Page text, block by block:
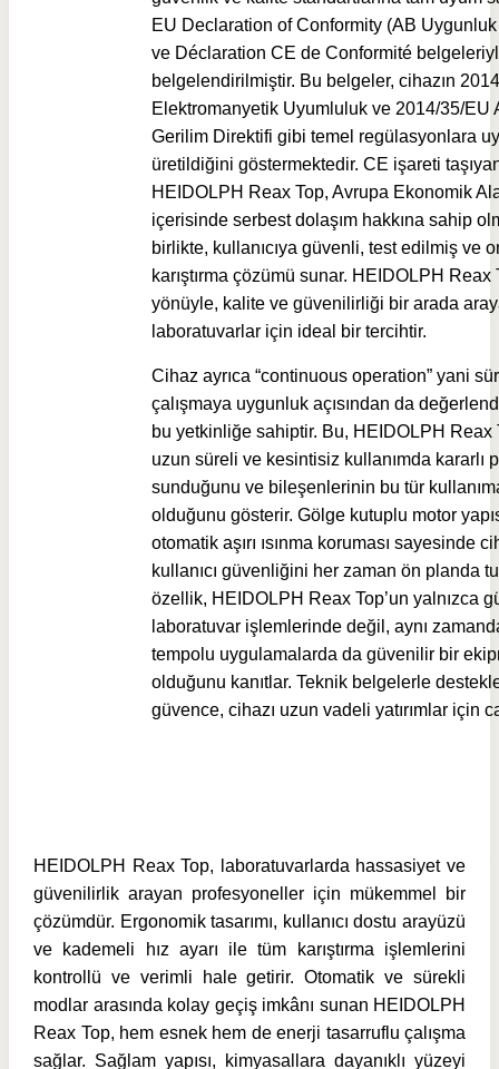
EU Declaration of Conformity (AB Uygunluk
ve Déclaration CE de Conformité
belgelendirilmiştir. Bu belgeler, cihazın
Elektromanyetik Uyumluluk ve 2014/35/EU
Gerilim Direktifi gibi temel regülasyonlara
üretildiğini göstermektedir. CE işareti
HEIDOLPH Reax Top, Avrupa Ekonomik
içerisinde serbest dolaşım hakkına sahip
birlikte, kullanıcıya güvenli, test edilmiş ve
karıştırma çözümü sunar. HEIDOLPH Reax
yönüyle, kalite ve güvenilirliği bir arada
laboratuvarlar için ideal bir tercihtir.
Cihaz ayrıca “continuous operation” yani
çalışmaya uygunluk açısından da
bu yetkinliğe sahiptir. Bu, HEIDOLPH Reax
uzun süreli ve kesintisiz kullanımda kararlı
sunduğunu ve bileşenlerinin bu tür
olduğunu gösterir. Gölge kutuplu motor
otomatik aşırı ısınma koruması sayesinde
kullanıcı güvenliğini her zaman ön planda
özellik, HEIDOLPH Reax Top’un yalnızca
laboratuvar işlemlerinde değil, aynı
tempolu uygulamalarda da güvenilir bir
olduğunu kanıtlar. Teknik belgelerle
güvence, cihazı uzun vadeli yatırımlar için
HEIDOLPH Reax Top, laboratuvarlarda hassasiyet ve
güvenilirlik arayan profesyoneller için mükemmel bir
çözümdür. Ergonomik tasarımı, kullanıcı dostu arayüzü
ve kademeli hız ayarı ile tüm karıştırma işlemlerini
kontrollü ve verimli hale getirir. Otomatik ve sürekli
modlar arasında kolay geçiş imkânı sunan HEIDOLPH
Reax Top, hem esnek hem de enerji tasarruflu çalışma
sağlar. Sağlam yapısı, kimyasallara dayanıklı yüzeyi